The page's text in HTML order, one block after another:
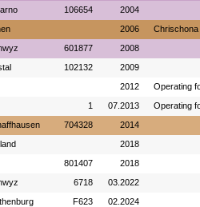
106654 2004
2006 Chrischona
601877 2008
102132 2009
2012 Operating
1 07.2013 Operating
704328 2014
2018
801407 2018
6718 03.2022
F623 02.2024